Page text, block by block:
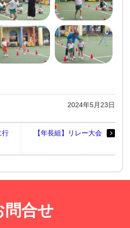
2024年5月23日
行
【年長組】リレー大会
問合せ